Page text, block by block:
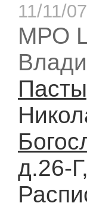
11/11/
МРО
д.26-